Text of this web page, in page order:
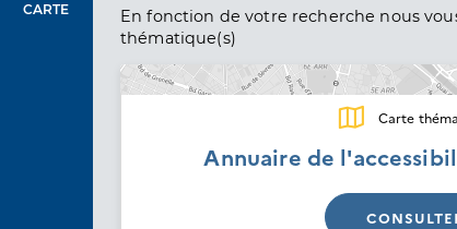
CARTE
En fonction de votre recherche nous
thématique(s)
Annuaire de
Carte